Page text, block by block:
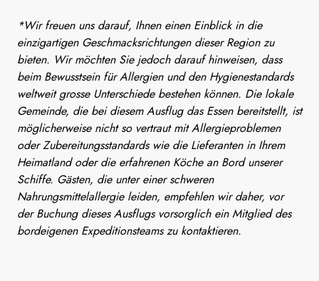
*Wir freuen uns darauf, Ihnen einen Einblick in die
einzigartigen Geschmacksrichtungen dieser Region zu
bieten. Wir möchten Sie jedoch darauf hinweisen, dass
beim Bewusstsein für Allergien und den Hygienestandards
weltweit grosse Unterschiede bestehen können. Die lokale
Gemeinde, die bei diesem Ausflug das Essen bereitstellt, ist
möglicherweise nicht so vertraut mit Allergieproblemen
oder Zubereitungsstandards wie die Lieferanten in Ihrem
Heimatland oder die erfahrenen Köche an Bord unserer
Schiffe. Gästen, die unter einer schweren
Nahrungsmittelallergie leiden, empfehlen wir daher, vor
der Buchung dieses Ausflugs vorsorglich ein Mitglied des
bordeigenen Expeditionsteams zu kontaktieren.